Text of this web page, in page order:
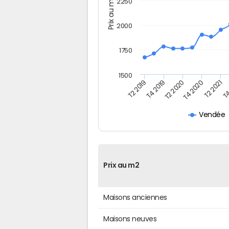
Prix au m2
Vendée
T2 2019T4 2019T2 2020T4 2020T2 2021
1500
1750
2000
2250
Prix au m2
Maisons anciennes
Maisons neuves